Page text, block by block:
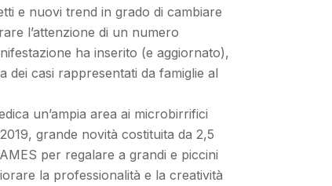
e nuovi trend in grado di cambiare
l’attenzione di un numero
ha inserito (e aggiornato),
casi rappresentati da famiglie al
un’ampia area ai microbirrifici
grande novità costituita da 2,5
per regalare a grandi e piccini
la professionalità e la creatività